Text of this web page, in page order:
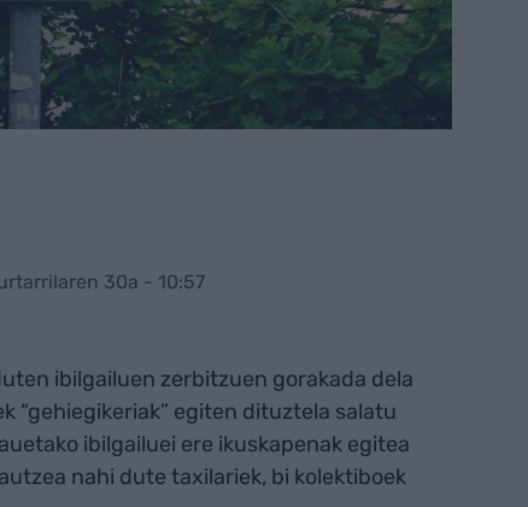
30a - 10:57
ibilgailuen zerbitzuen gorakada dela
“gehiegikeriak” egiten dituztela salatu
ibilgailuei ere ikuskapenak egitea
nahi dute taxilariek, bi kolektiboek